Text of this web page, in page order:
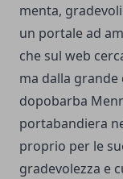
menta,
un portale ad
che sul web
ma dalla
dopobarba
portabandiera
proprio per le
gradevolezza e